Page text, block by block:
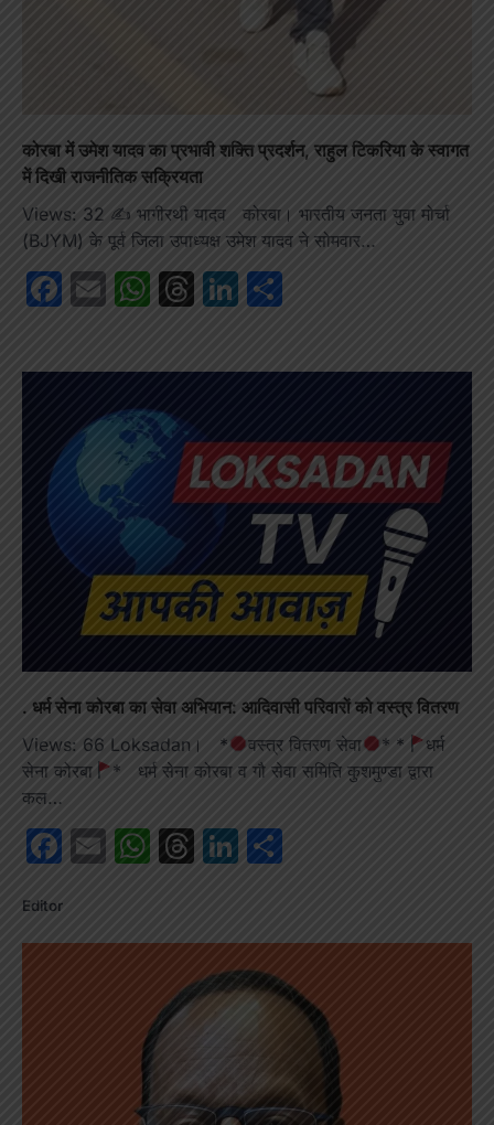
कोरबा में उमेश यादव का प्रभावी शक्ति प्रदर्शन, राहुल टिकरिया के स्वागत
में दिखी राजनीतिक सक्रियता
Views: 32 ✍️ भागीरथी यादव कोरबा। भारतीय जनता युवा मोर्चा
(BJYM) के पूर्व जिला उपाध्यक्ष उमेश यादव ने सोमवार…
Facebook
EmailWhatsApp
Threads
LinkedIn
. धर्म सेना कोरबा का सेवा अभियान: आदिवासी परिवारों को वस्त्र वितरण
Views: 66 Loksadan। *
वस्त्र वितरण सेवा * *
धर्म
सेना कोरबा
* धर्म सेना कोरबा व गौ सेवा समिति कुशमुण्डा द्वारा
कल…
Facebook
EmailWhatsApp
Threads
LinkedIn
Editor